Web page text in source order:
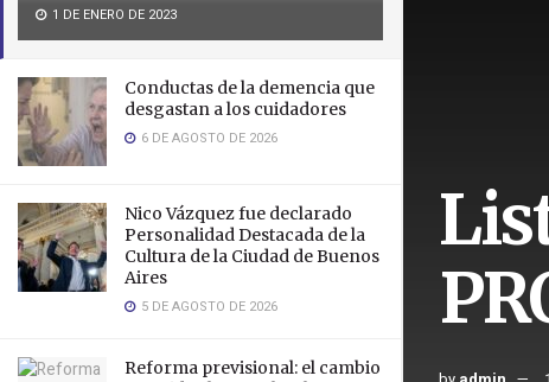
1 DE ENERO DE 2023
Conductas de la demencia que
desgastan a los cuidadores
6 DE AGOSTO DE 2026
Nico Vázquez fue declarado
Personalidad Destacada de la
Cultura de la Ciudad de Buenos
Aires
5 DE AGOSTO DE 2026
Reforma previsional: el cambio